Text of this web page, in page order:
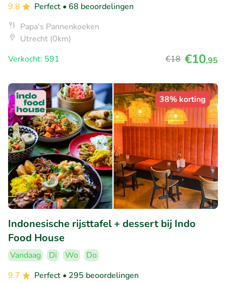
9.8
Perfect • 68 beoordelingen
Papa's Pannenkoeken
Utrecht (0km)
Verkocht: 591
€18 €10,95
38% korting
Indonesische rijsttafel + dessert bij Indo
Food House
Vandaag Di Wo
Do
9.7
Perfect • 295 beoordelingen